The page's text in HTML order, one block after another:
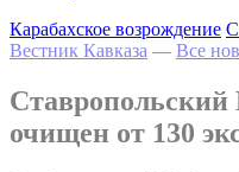
Карабахское возрождение
Вестник Кавказа — Все
очищен от 130